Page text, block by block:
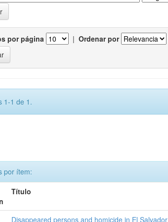
por página | Ordenar por
1-1 de 1.
por ítem:
Título
Disappeared persons and homicide in El Salvador